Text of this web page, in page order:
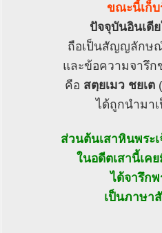
ขณะนี้เก็
ปัจจุบันอินเดี
ถือเป็นสัญญลักษณ์
และข้อความจารึก
คือ สตฺยเมว ชยเต
ได้ถูกนำมา
ส่วนต้นเสาหินพระ
ในอดีตเสานี้เค
ได้จารึกพ
เป็นภาษา